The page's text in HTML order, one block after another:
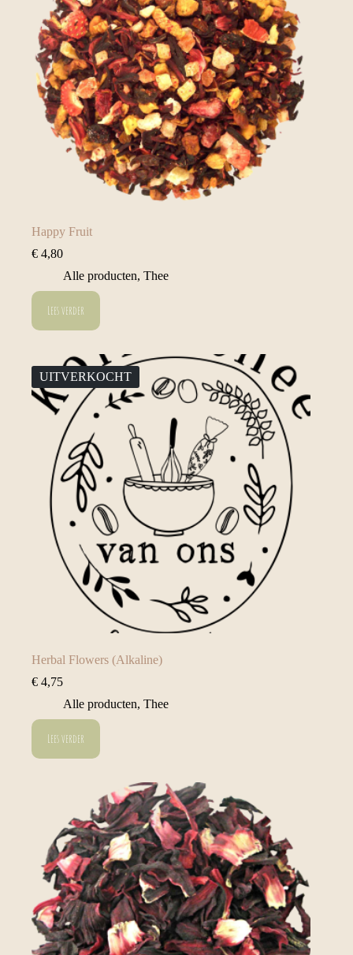
Happy Fruit
€ 4,80
Alle producten, Thee
Lees verder
UITVERKOCHT
Herbal Flowers (Alkaline)
€ 4,75
Alle producten, Thee
Lees verder